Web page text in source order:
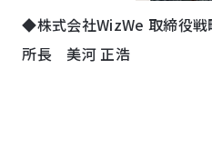
◆株式会社WizWe 取締役
所長 美河 正浩